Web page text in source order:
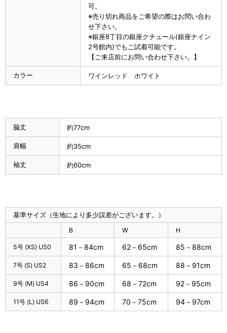
可。
※売り切れ商品をご希望の際はお問い合わ
せ下さい。
※銀座8丁目の銀座クチュール(銀座ナイン
2号館内)でもご試着可能です。
【ご来店前にお問い合わせ下さい。】
カラー ワインレッド ホワイト
脇丈 約77cm
肩幅 約35cm
袖丈 約60cm
基準サイズ（生地により多少誤差がございます。）
B W H
5号 (XS) US0 81－84cm 62－65cm 85－88cm
7号 (S) US2 83－86cm 65－68cm 88－91cm
9号 (M) US4 86－90cm 68－72cm 92－95cm
11号 (L) US6 89－94cm 70－75cm 94－97cm